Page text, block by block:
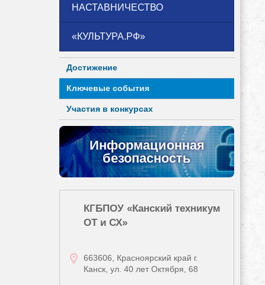
НАСТАВНИЧЕСТВО
«КУЛЬТУРА.РФ»
Достижение
Ключевые события
Участия в конкурсах
Информационная
безопасность
КГБПОУ «Канский техникум
ОТ и СХ»
663606, Красноярский край г.
Канск, ул. 40 лет Октября, 68